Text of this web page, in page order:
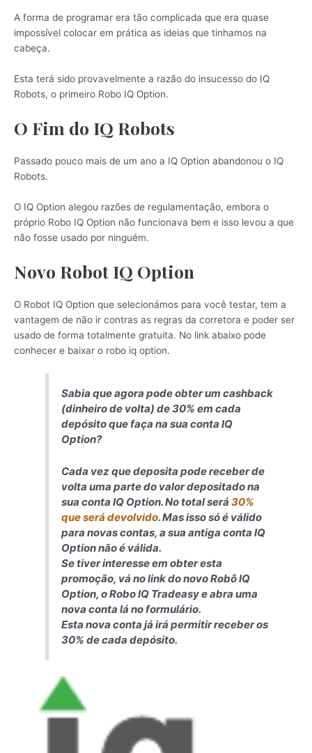
A forma de programar era tão complicada que era quase
impossível colocar em prática as ideias que tinhamos na
cabeça.
Esta terá sido provavelmente a razão do insucesso do IQ
Robots, o primeiro Robo IQ Option.
O Fim do IQ Robots
Passado pouco mais de um ano a IQ Option abandonou o IQ
Robots.
O IQ Option alegou razões de regulamentação, embora o
próprio Robo IQ Option não funcionava bem e isso levou a que
não fosse usado por ninguém.
Novo Robot IQ Option
O Robot IQ Option que selecionámos para você testar, tem a
vantagem de não ir contras as regras da corretora e poder ser
usado de forma totalmente gratuita. No link abaixo pode
conhecer e baixar o robo iq option.
Sabia que agora pode obter um cashback
(dinheiro de volta) de 30% em cada
depósito que faça na sua conta IQ
Option?
Cada vez que deposita pode receber de
volta uma parte do valor depositado na
sua conta IQ Option. No total será30%
que será devolvido. Mas isso só é válido
para novas contas, a sua antiga conta IQ
Option não é válida.
Se tiver interesse em obter esta
promoção, vá no link do novo Robô IQ
Option, o Robo IQ Tradeasy e abra uma
nova conta lá no formulário.
Esta nova conta já irá permitir receber os
30% de cada depósito.